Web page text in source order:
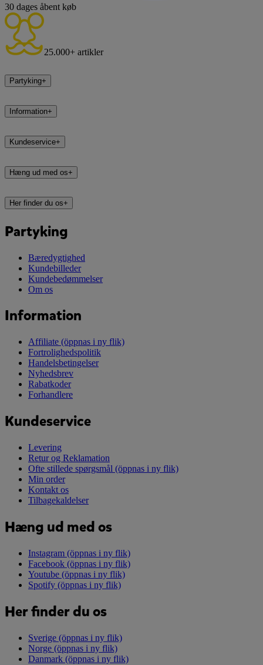
30 dages åbent køb
25.000+ artikler
Partyking+
Information+
Kundeservice+
Hæng ud med os+
Her finder du os+
Partyking
Bæredygtighed
Kundebilleder
Kundebedømmelser
Om os
Information
Affiliate (öppnas i ny flik)
Fortrolighedspolitik
Handelsbetingelser
Nyhedsbrev
Rabatkoder
Forhandlere
Kundeservice
Levering
Retur og Reklamation
Ofte stillede spørgsmål (öppnas i ny flik)
Min order
Kontakt os
Tilbagekaldelser
Hæng ud med os
Instagram (öppnas i ny flik)
Facebook (öppnas i ny flik)
Youtube (öppnas i ny flik)
Spotify (öppnas i ny flik)
Her finder du os
Sverige (öppnas i ny flik)
Norge (öppnas i ny flik)
Danmark (öppnas i ny flik)